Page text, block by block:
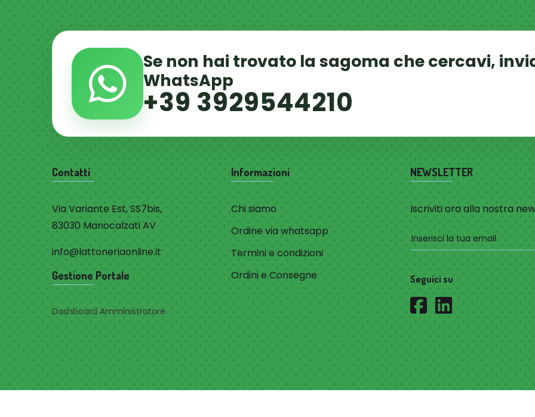
Se non hai trovato la sagoma che cercavi,
WhatsApp
+39 3929544210
Contatti
Via Variante Est, SS7bis,
83030 Manocalzati AV
info@lattoneriaonline.it
Gestione Portale
Dashboard Amministratore
Informazioni
Chi siamo
Ordine via whatsapp
Termini e condizioni
Ordini e Consegne
NEWSLETTER
Iscriviti ora alla nostra
Seguici su